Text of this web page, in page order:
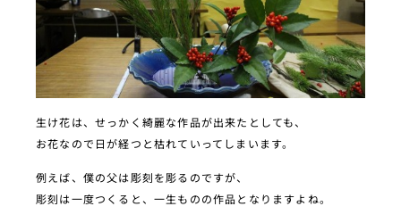
生け花は、せっかく綺麗な作品が出来たとしても、
お花なので日が経つと枯れていってしまいます。
例えば、僕の父は彫刻を彫るのですが、
彫刻は一度つくると、一生ものの作品となりますよね。